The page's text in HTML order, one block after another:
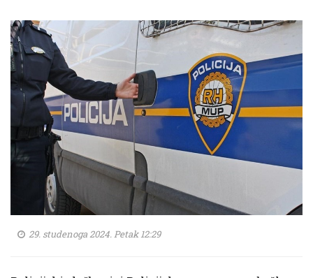
29. studenoga 2024. Petak 12:29